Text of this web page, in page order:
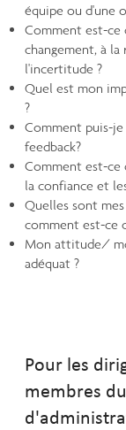
équipe ou d'une
Comment est-ce
changement, à la
l'incertitude ?
Quel est mon
?
Comment puis-
feedback?
Comment est-ce
la confiance et
Quelles sont
comment est-ce
Mon attitude/
adéquat ?
Pour les
membres